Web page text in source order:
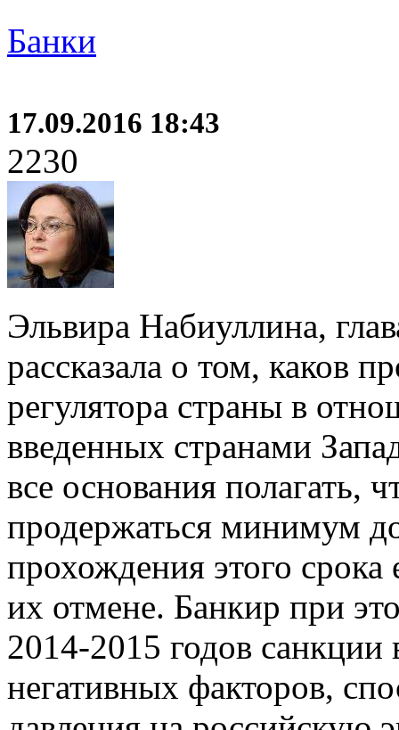
Банки
17.09.2016 18:43
2230
Эльвира Набиуллина,
рассказала о том, каков
регулятора страны в
введенных странами
все основания полагать,
продержаться минимум
прохождения этого срока
их отмене. Банкир при
2014-2015 годов санкции
негативных факторов,